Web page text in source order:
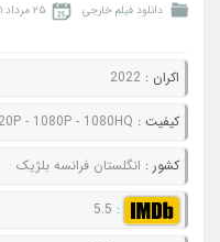
دانلود فیلم خارجی ۲۵ مرداد ۱۴۰۱
اکران :2022
کيفيت : 480P - 720P - 1080P - 1080HQ
کشور : انگلستان فرانسه بلژیک
:
5.5